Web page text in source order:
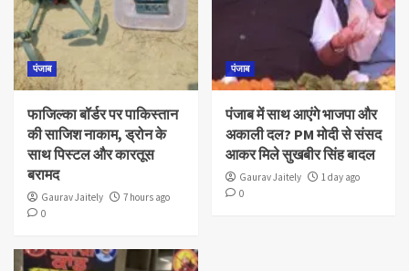
पंजाब
फाजिल्का बॉर्डर पर पाकिस्तान
की साजिश नाकाम, ड्रोन के
साथ पिस्टल और कारतूस
बरामद
Gaurav Jaitely
7 hours ago
0
पंजाब
पंजाब में साथ आएंगे भाजपा और
अकाली दल? PM मोदी से संसद
आकर मिले सुखबीर सिंह बादल
Gaurav Jaitely
1 day ago
0